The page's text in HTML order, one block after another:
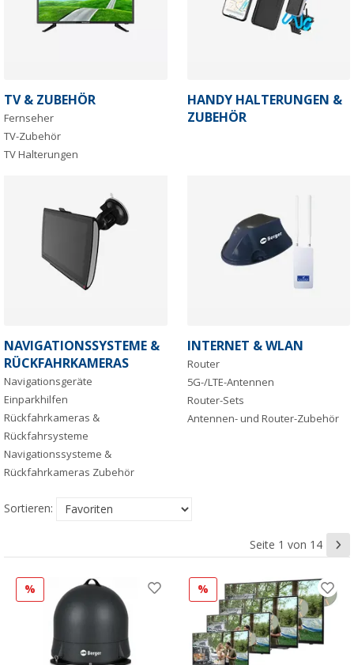
TV & ZUBEHÖR
Fernseher
TV-Zubehör
TV Halterungen
HANDY HALTERUNGEN &
ZUBEHÖR
NAVIGATIONSSYSTEME &
RÜCKFAHRKAMERAS
Navigationsgeräte
Einparkhilfen
Rückfahrkameras &
Rückfahrsysteme
Navigationssysteme &
Rückfahrkameras Zubehör
INTERNET & WLAN
Router
5G-/LTE-Antennen
Router-Sets
Antennen- und Router-Zubehör
Sortieren:
Seite 1 von 14
% %